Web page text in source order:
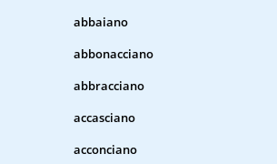
abbaiano
abbonacciano
abbracciano
accasciano
acconciano